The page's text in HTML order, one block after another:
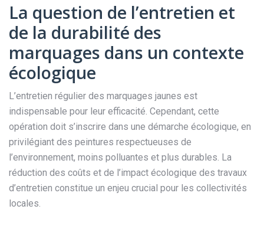
La question de l’entretien et
de la durabilité des
marquages dans un contexte
écologique
L’entretien régulier des marquages jaunes est
indispensable pour leur efficacité. Cependant, cette
opération doit s’inscrire dans une démarche écologique, en
privilégiant des peintures respectueuses de
l’environnement, moins polluantes et plus durables. La
réduction des coûts et de l’impact écologique des travaux
d’entretien constitue un enjeu crucial pour les collectivités
locales.